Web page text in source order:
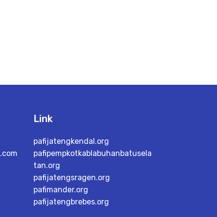
Link
pafijatengkendal.org
pafipempkotkablabuhanbatusela
tan.org
pafijatengsragen.org
pafimander.org
pafijatengbrebes.org